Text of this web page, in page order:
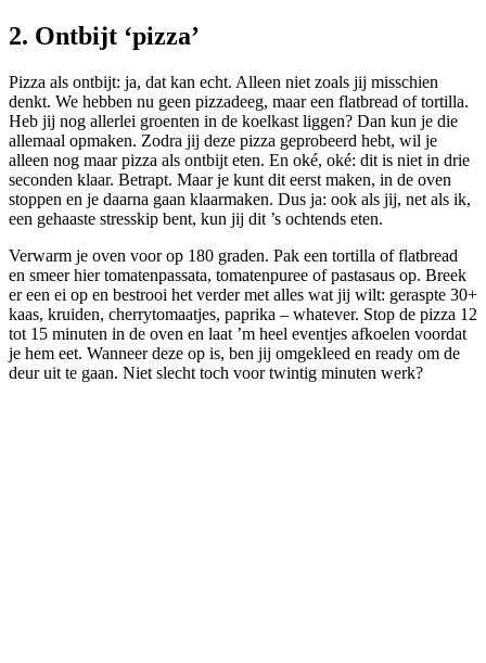
2. Ontbijt ‘pizza’
Pizza als ontbijt: ja, dat kan echt. Alleen niet zoals jij misschien
denkt. We hebben nu geen pizzadeeg, maar een flatbread of tortilla.
Heb jij nog allerlei groenten in de koelkast liggen? Dan kun je die
allemaal opmaken. Zodra jij deze pizza geprobeerd hebt, wil je
alleen nog maar pizza als ontbijt eten. En oké, oké: dit is niet in drie
seconden klaar. Betrapt. Maar je kunt dit eerst maken, in de oven
stoppen en je daarna gaan klaarmaken. Dus ja: ook als jij, net als ik,
een gehaaste stresskip bent, kun jij dit ’s ochtends eten.
Verwarm je oven voor op 180 graden. Pak een tortilla of flatbread
en smeer hier tomatenpassata, tomatenpuree of pastasaus op. Breek
er een ei op en bestrooi het verder met alles wat jij wilt: geraspte 30+
kaas, kruiden, cherrytomaatjes, paprika – whatever. Stop de pizza 12
tot 15 minuten in de oven en laat ’m heel eventjes afkoelen voordat
je hem eet. Wanneer deze op is, ben jij omgekleed en ready om de
deur uit te gaan. Niet slecht toch voor twintig minuten werk?